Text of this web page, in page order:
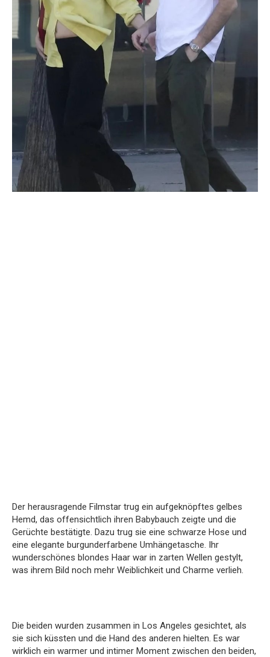
Der herausragende Filmstar trug ein aufgeknöpftes gelbes
Hemd, das offensichtlich ihren Babybauch zeigte und die
Gerüchte bestätigte. Dazu trug sie eine schwarze Hose und
eine elegante burgunderfarbene Umhängetasche. Ihr
wunderschönes blondes Haar war in zarten Wellen gestylt,
was ihrem Bild noch mehr Weiblichkeit und Charme verlieh.
Die beiden wurden zusammen in Los Angeles gesichtet, als
sie sich küssten und die Hand des anderen hielten. Es war
wirklich ein warmer und intimer Moment zwischen den beiden,